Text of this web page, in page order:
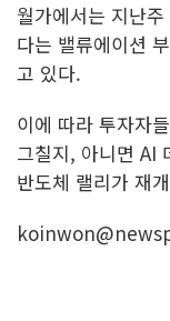
월가에서는 지난
다는 밸류에이션
고 있다.
이에 따라 투자자
그칠지, 아니면 AI
반도체 랠리가 재